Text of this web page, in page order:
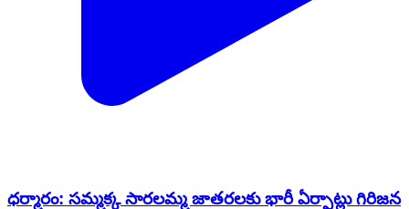
ధర్మారం: సమ్మక్క సారలమ్మ జాతరలకు భారీ ఏర్పాట్లు గిరిజన